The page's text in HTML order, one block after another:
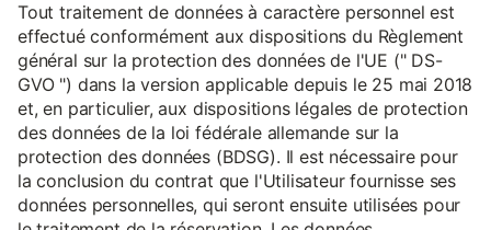
Tout traitement de données à caractère personnel est
effectué conformément aux dispositions du Règlement
général sur la protection des données de l'UE (" DS-
GVO ") dans la version applicable depuis le 25 mai 2018
et, en particulier, aux dispositions légales de protection
des données de la loi fédérale allemande sur la
protection des données (BDSG). Il est nécessaire pour
la conclusion du contrat que l'Utilisateur fournisse ses
données personnelles, qui seront ensuite utilisées pour